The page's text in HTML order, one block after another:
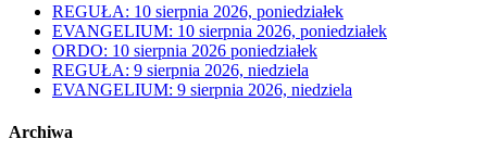
REGUŁA: 10 sierpnia 2026, poniedziałek
EVANGELIUM: 10 sierpnia 2026, poniedziałek
ORDO: 10 sierpnia 2026 poniedziałek
REGUŁA: 9 sierpnia 2026, niedziela
EVANGELIUM: 9 sierpnia 2026, niedziela
Archiwa